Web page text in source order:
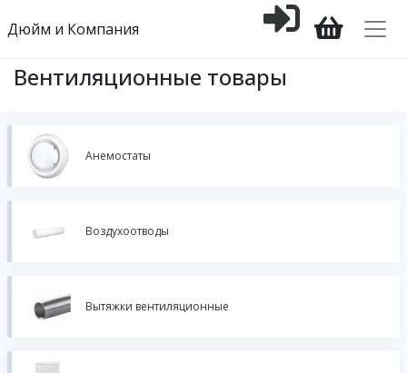
Дюйм и Компания
Вентиляционные товары
Анемостаты
Воздухоотводы
Вытяжки вентиляционные